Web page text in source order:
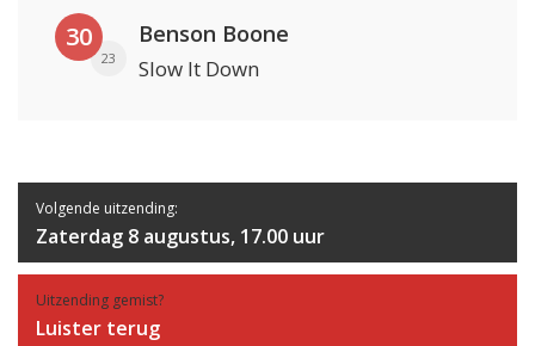
30
23
Benson Boone
Slow It Down
Volgende uitzending:
Zaterdag 8 augustus, 17.00 uur
Uitzending gemist?
Luister terug